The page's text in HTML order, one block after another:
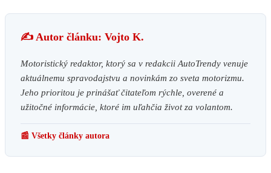
✍️ Autor článku: Vojto K.
Motoristický redaktor, ktorý sa v redakcii AutoTrendy venuje
aktuálnemu spravodajstvu a novinkám zo sveta motorizmu.
Jeho prioritou je prinášať čitateľom rýchle, overené a
užitočné informácie, ktoré im uľahčia život za volantom.
📰 Všetky články autora